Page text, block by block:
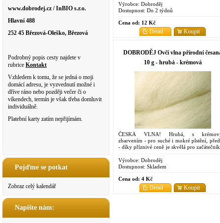
www.dobrodej.cz / InBIO s.r.o.
Hlavní 488
252 45 Březová-Oleško, Březová
Podrobný popis cesty najdete v
rubrice Kontakt
Vzhledem k tomu, že se jedná o moji
domácí adresu, je vyzvednutí možné i
dříve ráno nebo později večer či o
víkendech, termín je však třeba domluvit
individuálně.
Platební karty zatím nepřijímám.
Pojďme se potkat
Zobraz celý kalendář
Napište nám:
Výrobce: Dobroděj
Dostupnost: Do 2 týdnů
Cena od: 12 Kč
Koupit
Detail
DOBRODĚJ Ovčí vlna přírodní
10 g - hrubá - krémová
ČESKÁ VLNA! Hrubá, s
zbarvením - pro suché i mokré plstění,
- díky příznivé ceně je skvělá pro
Výrobce: Dobroděj
Dostupnost: Skladem
Cena od: 4 Kč
Koupit
Detail